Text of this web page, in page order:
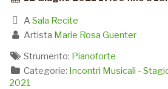
A Sala Recite
Artista Marie Rosa Guenter
Strumento: Pianoforte
Categorie: Incontri Musicali -
2021